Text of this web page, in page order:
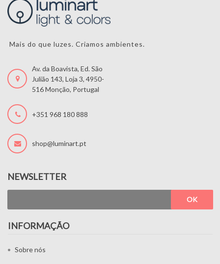
Mais do que luzes. Criamos ambientes.
Av. da Boavista, Ed. São
Julião 143, Loja 3, 4950-
516 Monção, Portugal
+351 968 180 888
shop@luminart.pt
NEWSLETTER
OK
INFORMAÇÃO
Sobre nós